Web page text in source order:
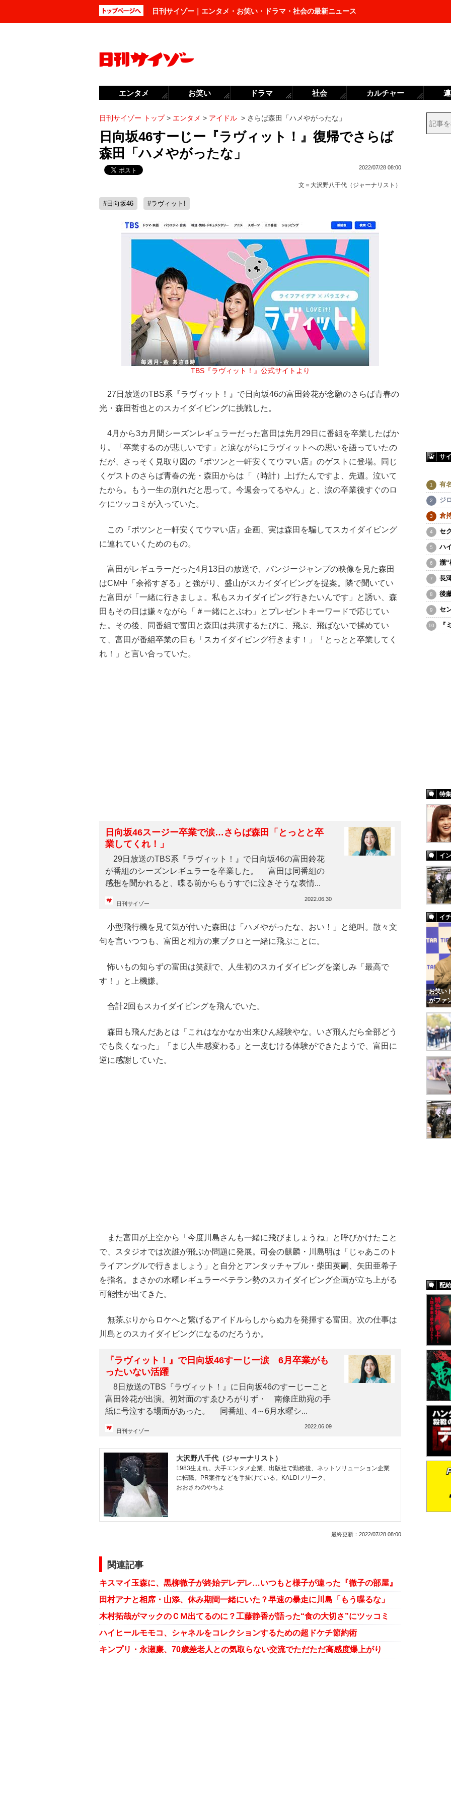
日刊サイゾー｜エンタメ・お笑い・ドラマ・社会の最新ニュース
日刊サイゾー トップ> エンタメ > アイドル > さらば森田「ハメやがったな」
日向坂46すーじー『ラヴィット！』復帰でさらば
森田「ハメやがったな」
2022/07/28 08:00
文＝ 大沢野八千代（ジャーナリスト）
#日向坂46 #ラヴィット!
TBS『ラヴィット！』公式サイトより
27日放送のTBS系『ラヴィット！』で日向坂46の富田鈴花が念願のさらば青春の
光・森田哲也とのスカイダイビングに挑戦した。
4月から3カ月間シーズンレギュラーだった富田は先月29日に番組を卒業したばか
り。「卒業するのが悲しいです」と涙ながらにラヴィットへの思いを語っていたの
だが、さっそく見取り図の『ポツンと一軒安くてウマい店』のゲストに登場。同じ
くゲストのさらば青春の光・森田からは「（時計）上げたんですよ、先週。泣いて
たから。もう一生の別れだと思って。今週会ってるやん」と、涙の卒業後すぐのロ
ケにツッコミが入っていた。
この『ポツンと一軒安くてウマい店』企画、実は森田を騙してスカイダイビング
に連れていくためのもの。
富田がレギュラーだった4月13日の放送で、バンジージャンプの映像を見た森田
はCM中「余裕すぎる」と強がり、盛山がスカイダイビングを提案。隣で聞いてい
た富田が「一緒に行きましょ。私もスカイダイビング行きたいんです」と誘い、森
田もその日は嫌々ながら「＃一緒にとぶわ」とプレゼントキーワードで応じてい
た。その後、同番組で富田と森田は共演するたびに、飛ぶ、飛ばないで揉めてい
て、富田が番組卒業の日も「スカイダイビング行きます！」「とっとと卒業してく
れ！」と言い合っていた。
日向坂46スージー卒業で涙…さらば森田「とっとと卒
業してくれ！」
29日放送のTBS系『ラヴィット！』で日向坂46の富田鈴花
が番組のシーズンレギュラーを卒業した。 富田は同番組の
感想を聞かれると、喋る前からもうすでに泣きそうな表情...
日刊サイゾー
2022.06.30
小型飛行機を見て気が付いた森田は「ハメやがったな、おい！」と絶叫。散々文
句を言いつつも、富田と相方の東ブクロと一緒に飛ぶことに。
怖いもの知らずの富田は笑顔で、人生初のスカイダイビングを楽しみ「最高で
す！」と上機嫌。
合計2回もスカイダイビングを飛んでいた。
森田も飛んだあとは「これはなかなか出来ひん経験やな。いざ飛んだら全部どう
でも良くなった」「まじ人生感変わる」と一皮むける体験ができたようで、富田に
逆に感謝していた。
また富田が上空から「今度川島さんも一緒に飛びましょうね」と呼びかけたこと
で、スタジオでは次誰が飛ぶか問題に発展。司会の麒麟・川島明は「じゃあこのト
ライアングルで行きましょう」と自分とアンタッチャブル・柴田英嗣、矢田亜希子
を指名。まさかの水曜レギュラーベテラン勢のスカイダイビング企画が立ち上がる
可能性が出てきた。
無茶ぶりからロケへと繋げるアイドルらしからぬ力を発揮する富田。次の仕事は
川島とのスカイダイビングになるのだろうか。
『ラヴィット！』で日向坂46すーじー涙 6月卒業がも
ったいない活躍
8日放送のTBS『ラヴィット！』に日向坂46のすーじーこと
富田鈴花が出演。初対面のすゑひろがりず・ 南條庄助宛の手
紙に号泣する場面があった。 同番組、4～6月水曜シ...
日刊サイゾー
2022.06.09
大沢野八千代（ジャーナリスト）
1983生まれ。大手エンタメ企業、出版社で勤務後、ネットソリューション企業
に転職。PR案件などを手掛けている。KALDIフリーク。
おおさわのやちよ
最終更新： 2022/07/28 08:00
関連記事
キスマイ玉森に、黒柳徹子が終始デレデレ…いつもと様子が違った『徹子の部屋』
田村アナと相席・山添、休み期間一緒にいた？早速の暴走に川島「もう喋るな」
木村拓哉がマックのＣＭ出てるのに？工藤静香が語った“食の大切さ”にツッコミ
ハイヒールモモコ、シャネルをコレクションするための超ドケチ節約術
キンプリ・永瀬廉、70歳差老人との気取らない交流でただただ高感度爆上がり
サ
有
ジ
倉
セ
ハ
瀧“
長
後
セ
『
特集
イ
イ
お笑い
がファ
配
エンタメ お笑い ドラマ 社会 カルチャー